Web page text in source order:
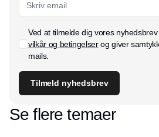
Ved at tilmelde dig vores
vilkår og betingelserog giver
mails.
Tilmeld nyhedsbrev
Se flere temaer